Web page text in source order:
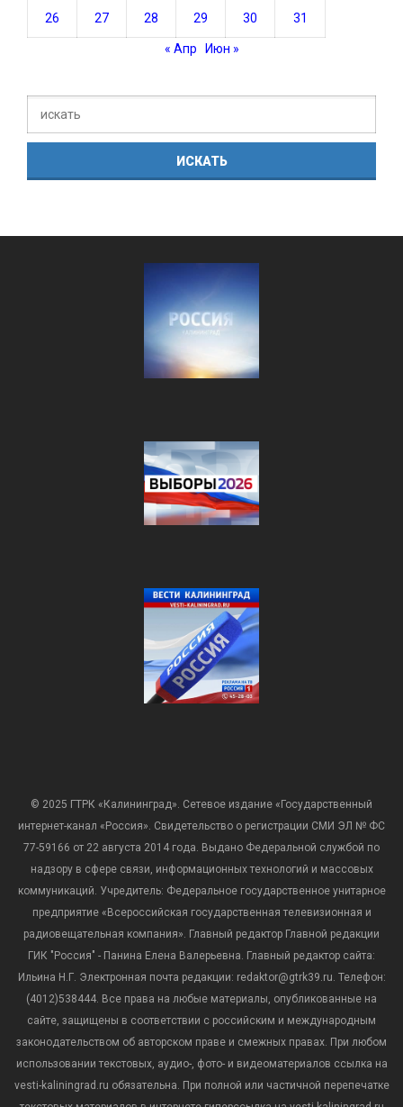
26 27 28 29 30 31
« Апр Июн »
© 2025 ГТРК «Калининград». Сетевое издание «Государственный
интернет-канал «Россия». Свидетельство о регистрации СМИ ЭЛ № ФС
77-59166 от 22 августа 2014 года. Выдано Федеральной службой по
надзору в сфере связи, информационных технологий и массовых
коммуникаций. Учредитель: Федеральное государственное унитарное
предприятие «Всероссийская государственная телевизионная и
радиовещательная компания». Главный редактор Главной редакции
ГИК "Россия" - Панина Елена Валерьевна. Главный редактор сайта:
Ильина Н.Г. Электронная почта редакции: redaktor@gtrk39.ru. Телефон:
(4012)538444. Все права на любые материалы, опубликованные на
сайте, защищены в соответствии с российским и международным
законодательством об авторском праве и смежных правах. При любом
использовании текстовых, аудио-, фото- и видеоматериалов ссылка на
vesti-kaliningrad.ru обязательна. При полной или частичной перепечатке